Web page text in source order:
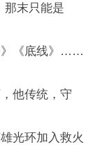
那末只能是
》《底线》……
他传统，守
光环加入救火